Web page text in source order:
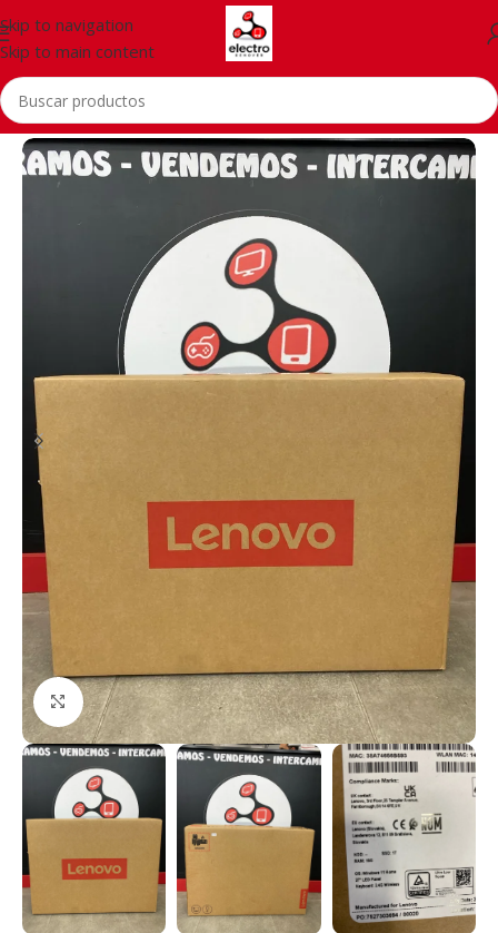
Skip to navigation
Skip to main content
Inicio/PCs/All in one
Click to enlarge